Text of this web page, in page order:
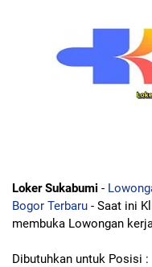
Loker Sukabumi -
Bogor Terbaru - Saat ini
membuka Lowongan
Dibutuhkan untuk Posisi :